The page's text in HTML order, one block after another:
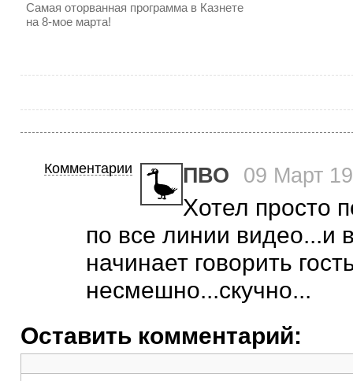
Самая оторванная программа в Казнете
на 8-мое марта!
Комментарии ПВО 09 Март
Хотел просто
по все линии видео...и
начинает говорить
несмешно...скучно...
Оставить комментарий: